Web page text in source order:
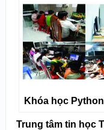
Khóa học
Trung tâm tin học